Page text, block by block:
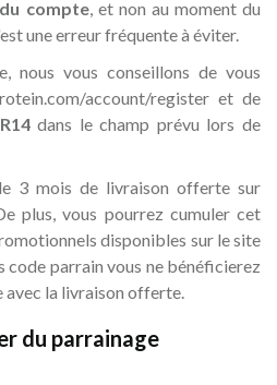
compte, et non au moment du
une erreur fréquente à éviter.
nous vous conseillons de vous
account/register et de
dans le champ prévu lors de
3 mois de livraison offerte sur
plus, vous pourrez cumuler cet
disponibles sur le site
parrain vous ne bénéficierez
avec la livraison offerte.
du parrainage